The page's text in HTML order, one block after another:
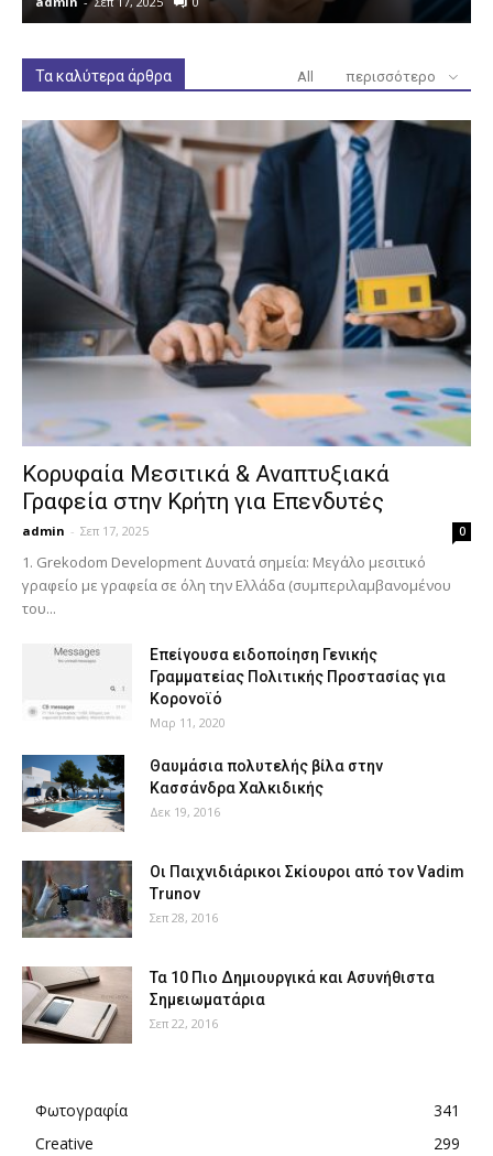
Τα καλύτερα άρθρα All περισσότερο
Κορυφαία Μεσιτικά & Αναπτυξιακά
Γραφεία στην Κρήτη για Επενδυτές
admin - Σεπ 17, 2025 0
1. Grekodom Development Δυνατά σημεία: Μεγάλο μεσιτικό
γραφείο με γραφεία σε όλη την Ελλάδα (συμπεριλαμβανομένου
του...
Επείγουσα ειδοποίηση Γενικής
Γραμματείας Πολιτικής Προστασίας για
Κορονοϊό
Μαρ 11, 2020
Θαυμάσια πολυτελής βίλα στην
Κασσάνδρα Χαλκιδικής
Δεκ 19, 2016
Οι Παιχνιδιάρικοι Σκίουροι από τον Vadim
Trunov
Σεπ 28, 2016
Τα 10 Πιο Δημιουργικά και Ασυνήθιστα
Σημειωματάρια
Σεπ 22, 2016
Φωτογραφία
341
Creative
299